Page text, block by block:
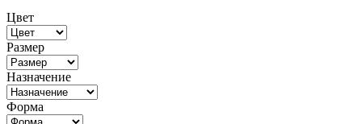
Цвет
Размер
Назначение
Форма